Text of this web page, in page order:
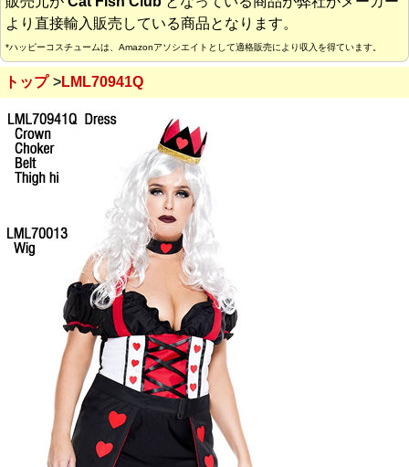
より直接輸入販売している商品となります。
*ハッピーコスチュームは、Amazonアソシエイトとして適格販売により収入を得ています。
トップ LML70941Q